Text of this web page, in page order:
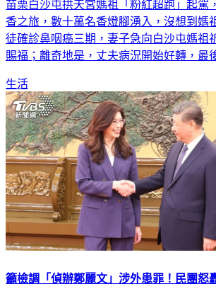
苗栗白沙屯拱天宮媽祖「粉紅超跑」起駕
香之旅，數十萬名香燈腳湧入，沒想到媽
徒確診鼻咽癌三期，妻子急向白沙屯媽祖
賜福；離奇地是，丈夫病況開始好轉，最
生活
籲檢調「偵辦鄭麗文」涉外患罪！民團怒